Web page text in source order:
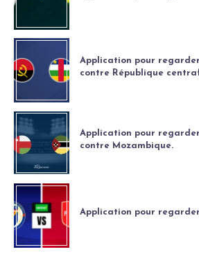
Application pour
contre République
Application pour
contre Mozambique.
Application pour